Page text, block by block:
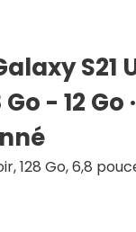
S21
- 12 Go ·
128 Go, 6,8